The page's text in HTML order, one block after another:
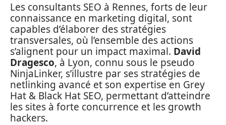
Les consultants SEO à Rennes, forts de leur
connaissance en marketing digital, sont
capables d’élaborer des stratégies
transversales, où l’ensemble des actions
s’alignent pour un impact maximal. David
Dragesco, à Lyon, connu sous le pseudo
NinjaLinker, s’illustre par ses stratégies de
netlinking avancé et son expertise en Grey
Hat & Black Hat SEO, permettant d’atteindre
les sites à forte concurrence et les growth
hackers.